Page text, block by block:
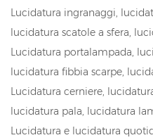
Lucidatura ingranaggi,
lucidatura scatole a sfera,
Lucidatura portalampada,
lucidatura fibbia scarpe,
Lucidatura cerniere,
lucidatura pala, lucidatura
Lucidatura e lucidatura